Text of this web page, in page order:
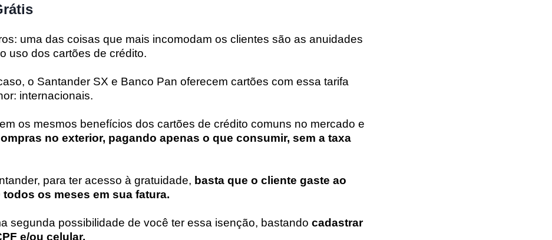
uma das coisas que mais incomodam os clientes são as anuidades
uso dos cartões de crédito.
o Santander SX e Banco Pan oferecem cartões com essa tarifa
internacionais.
os mesmos benefícios dos cartões de crédito comuns no mercado e
no exterior, pagando apenas o que consumir, sem a taxa
para ter acesso à gratuidade, basta que o cliente gaste ao
todos os meses em sua fatura.
segunda possibilidade de você ter essa isenção, bastando cadastrar
e/ou celular.